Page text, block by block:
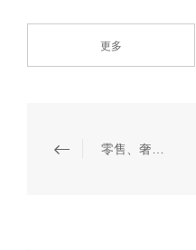
更多